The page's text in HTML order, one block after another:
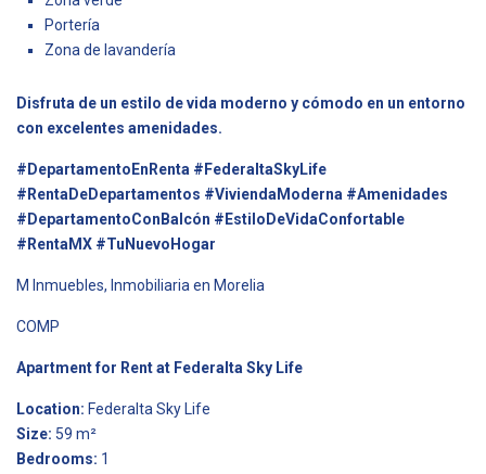
Portería
Zona de lavandería
Disfruta de un estilo de vida moderno y cómodo en un entorno
con excelentes amenidades.
#DepartamentoEnRenta #FederaltaSkyLife
#RentaDeDepartamentos #ViviendaModerna #Amenidades
#DepartamentoConBalcón #EstiloDeVidaConfortable
#RentaMX #TuNuevoHogar
M Inmuebles, Inmobiliaria en Morelia
COMP
Apartment for Rent at Federalta Sky Life
Location: Federalta Sky Life
Size: 59 m²
Bedrooms: 1